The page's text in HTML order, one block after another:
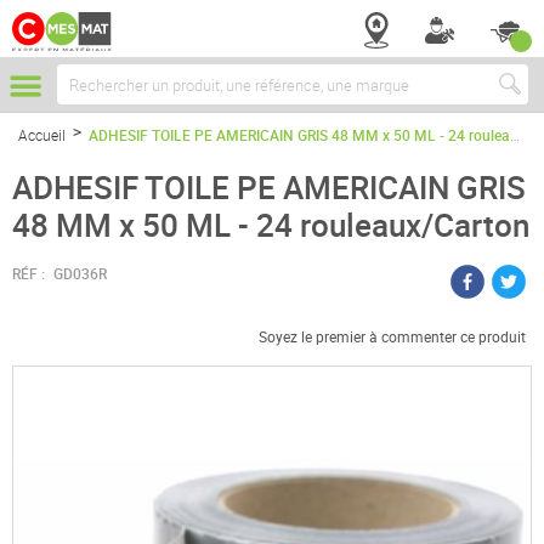
Chercher
Accueil ADHESIF TOILE PE AMERICAIN GRIS 48 MM x 50 ML - 24 rouleaux/Carton
ADHESIF TOILE PE AMERICAIN GRIS
48 MM x 50 ML - 24 rouleaux/Carton
RÉF : GD036R
Soyez le premier à commenter ce produit
Passer